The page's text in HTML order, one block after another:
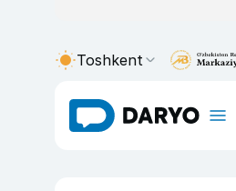
Toshkent